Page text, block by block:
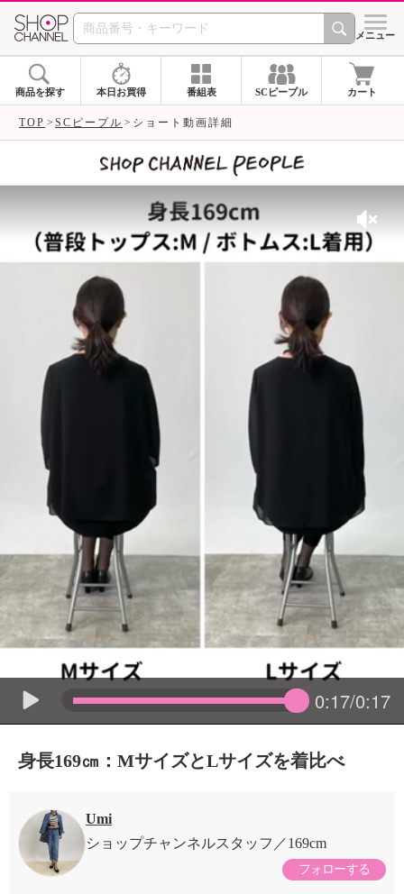
SHOP CHANNEL シメニュー
商品を探す 本日お買得 番組表 SCピープル カート
TOP SCピープル ショート動画詳細
0:17/0:17
身長169㎝：MサイズとLサイズを着比べ
Umi
ショップチャンネルスタッフ
169cm
フォローする